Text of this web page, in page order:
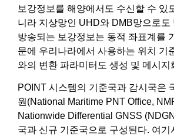
보강정보를 해양에서도 수신할 수 있
니라 지상망인 UHD와 DMB망으로도
방송되는 보강정보는 동적 좌표계를
문에 우리나라에서 사용하는 위치 기
와의 변환 파라미터도 생성 및 메시지
POINT 시스템의 기준국과 감시국은
원(National Maritime PNT Office,
Nationwide Differential GNSS
국과 신규 기준국으로 구성된다. 여기